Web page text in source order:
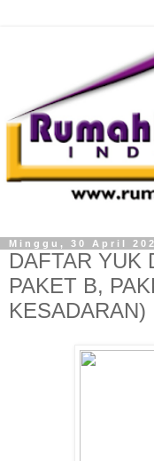
Minggu, 30 April
DAFTAR YUK
PAKET B,
KESADARAN)